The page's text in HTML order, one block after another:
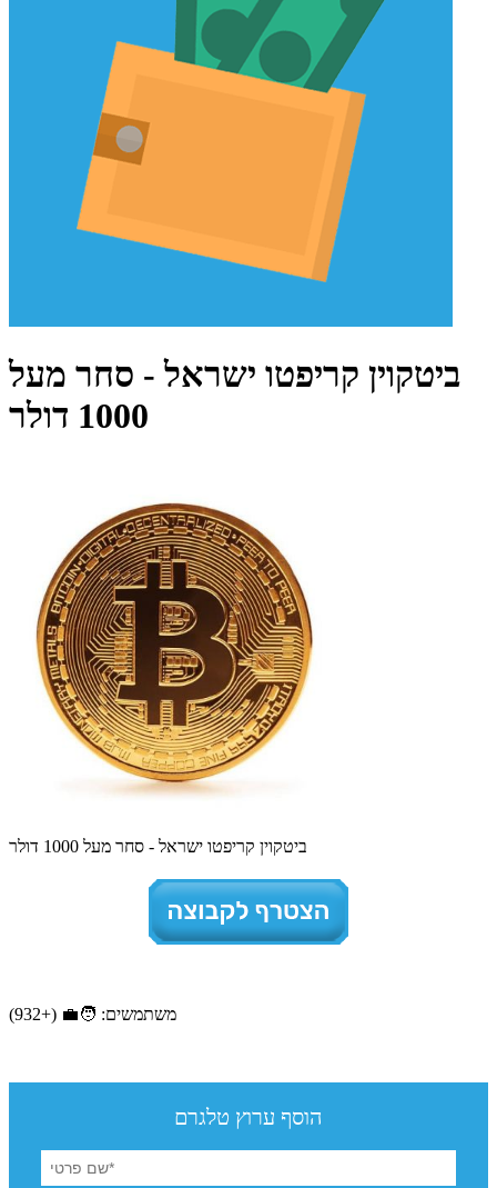
ביטקוין קריפטו ישראל - סחר מעל
1000 דולר
ביטקוין קריפטו ישראל - סחר מעל 1000 דולר
משתמשים: 🧑‍💼 (+932)
הוסף ערוץ טלגרם